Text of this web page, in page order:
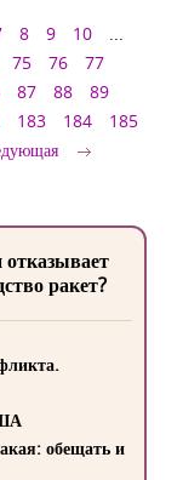
8 9 10
...
75 76
77
87 88
89
183 184
185
ракет?
обещать и